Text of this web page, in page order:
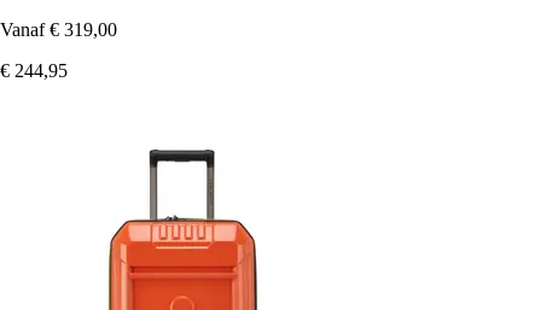
Vanaf € 319,00
€ 244,95